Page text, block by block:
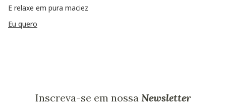
E relaxe em pura maciez
Eu quero
Inscreva-se em nossa Newsletter